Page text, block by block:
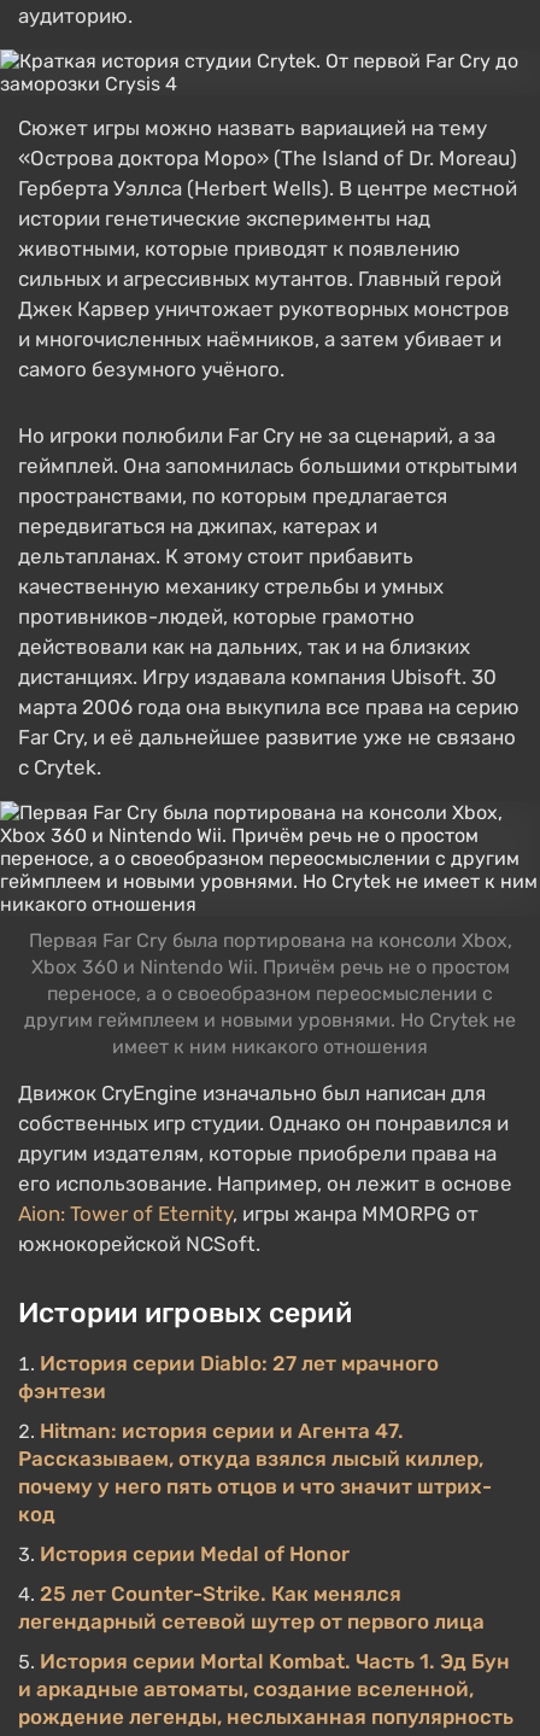
аудиторию.
Сюжет игры можно назвать вариацией на тему
«Острова доктора Моро» (The Island of Dr. Moreau)
Герберта Уэллса (Herbert Wells). В центре местной
истории генетические эксперименты над
животными, которые приводят к появлению
сильных и агрессивных мутантов. Главный герой
Джек Карвер уничтожает рукотворных монстров
и многочисленных наёмников, а затем убивает и
самого безумного учёного.
Но игроки полюбили Far Cry не за сценарий, а за
геймплей. Она запомнилась большими открытыми
пространствами, по которым предлагается
передвигаться на джипах, катерах и
дельтапланах. К этому стоит прибавить
качественную механику стрельбы и умных
противников-людей, которые грамотно
действовали как на дальних, так и на близких
дистанциях. Игру издавала компания Ubisoft. 30
марта 2006 года она выкупила все права на серию
Far Cry, и её дальнейшее развитие уже не связано
с Crytek.
Первая Far Cry была портирована на консоли Xbox,
Xbox 360 и Nintendo Wii. Причём речь не о простом
переносе, а о своеобразном переосмыслении с
другим геймплеем и новыми уровнями. Но Crytek не
имеет к ним никакого отношения
Движок CryEngine изначально был написан для
собственных игр студии. Однако он понравился и
другим издателям, которые приобрели права на
его использование. Например, он лежит в основе
Aion: Tower of Eternity, игры жанра MMORPG от
южнокорейской NCSoft.
Истории игровых серий
История серии Diablo: 27 лет мрачного
фэнтези
Hitman: история серии и Агента 47.
Рассказываем, откуда взялся лысый киллер,
почему у него пять отцов и что значит штрих-
код
История серии Medal of Honor
25 лет Counter-Strike. Как менялся
легендарный сетевой шутер от первого лица
История серии Mortal Kombat. Часть 1. Эд Бун
и аркадные автоматы, создание вселенной,
рождение легенды, неслыханная популярность